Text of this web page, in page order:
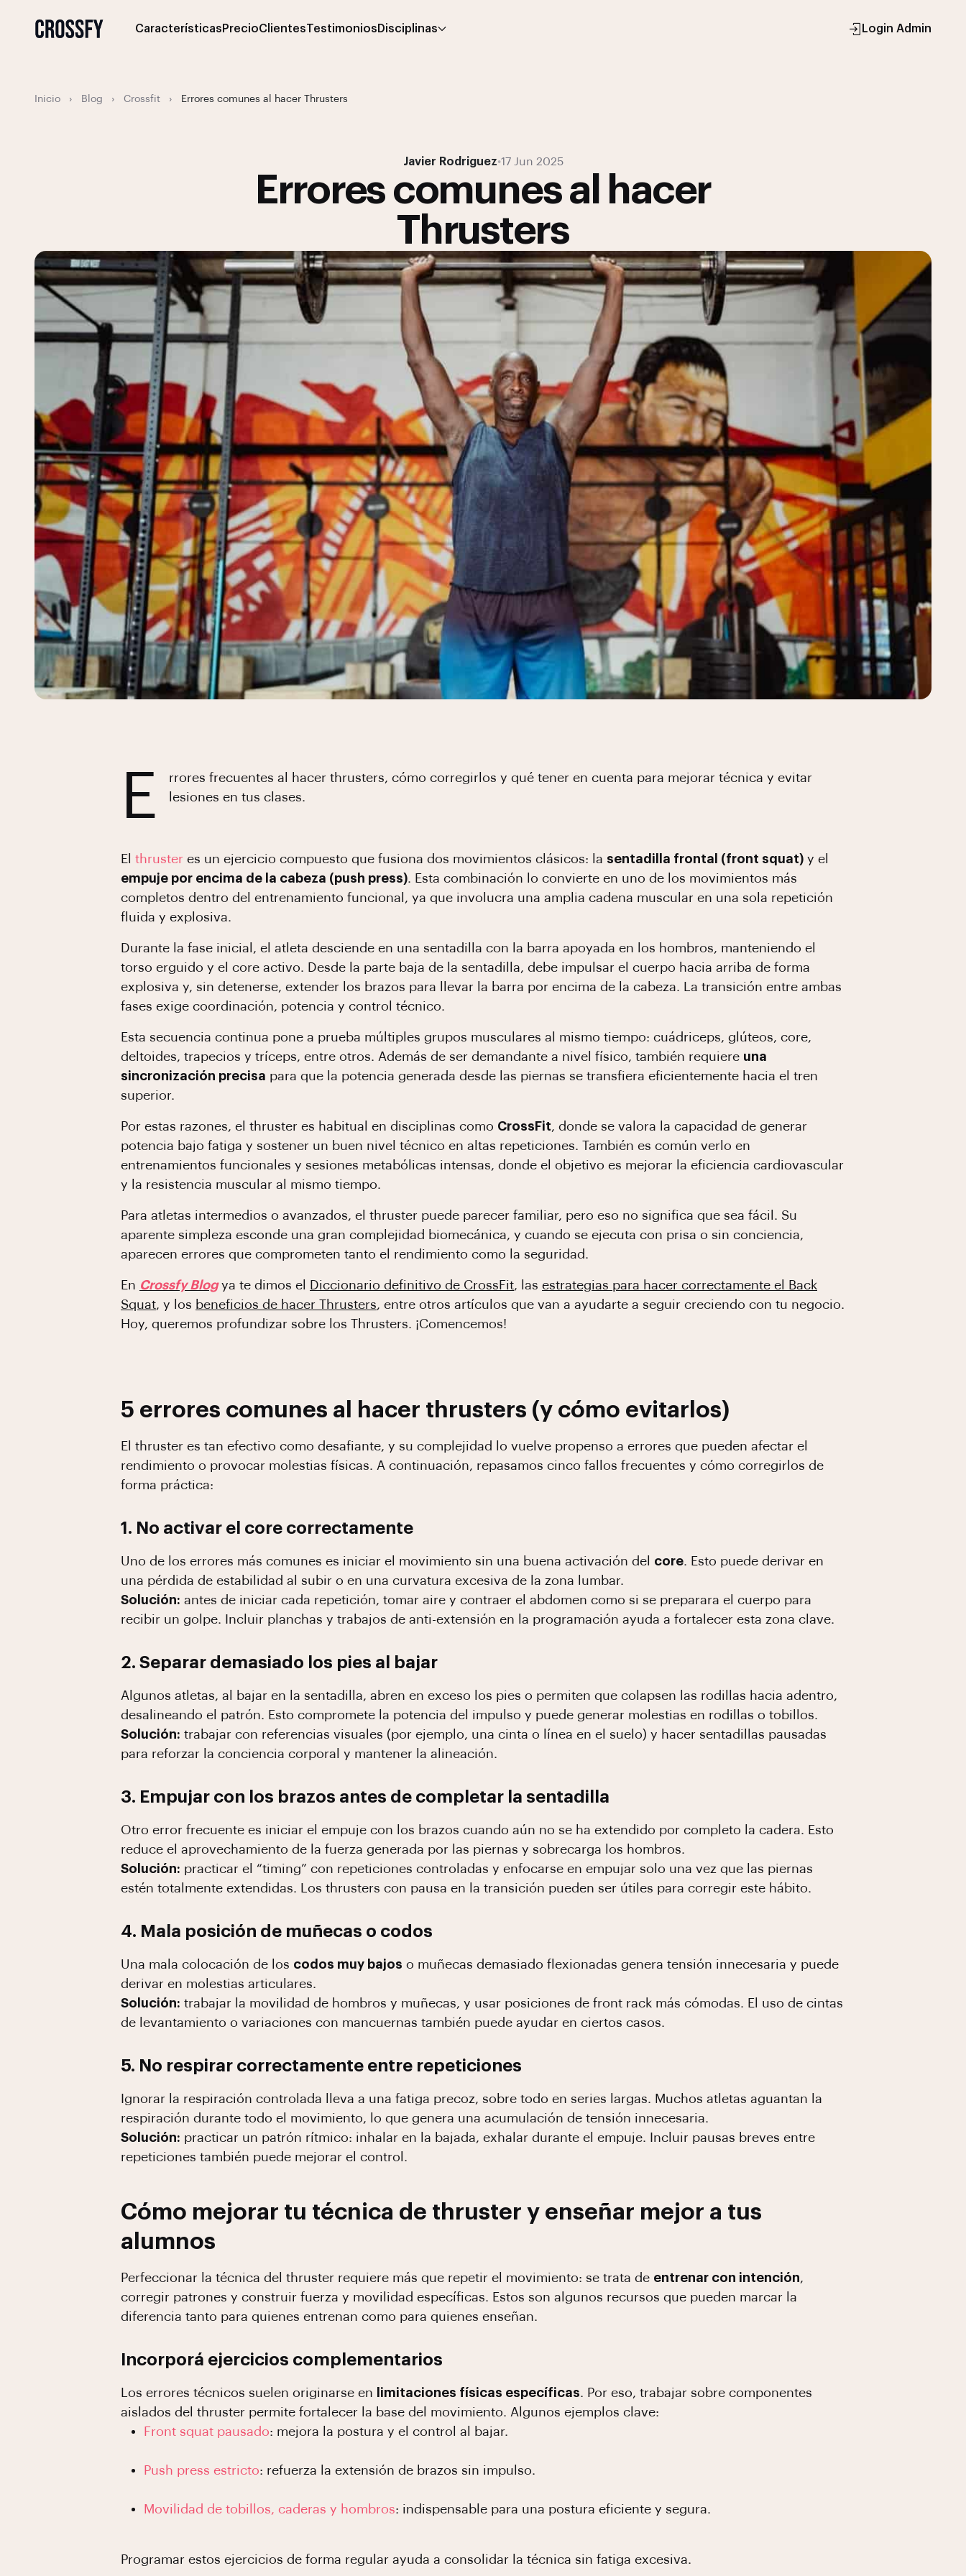
Características PrecioClientesTestimonios Disciplinas Login Admin
Inicio › Blog › Crossfit › Errores comunes al hacer Thrusters
Javier Rodriguez•17 Jun 2025
Errores comunes al hacer
Thrusters
E
rrores frecuentes al hacer thrusters, cómo corregirlos y qué tener en cuenta para mejorar técnica y evitar
lesiones en tus clases.
El thruster es un ejercicio compuesto que fusiona dos movimientos clásicos: la sentadilla frontal (front squat) y el
empuje por encima de la cabeza (push press). Esta combinación lo convierte en uno de los movimientos más
completos dentro del entrenamiento funcional, ya que involucra una amplia cadena muscular en una sola repetición
fluida y explosiva.
Durante la fase inicial, el atleta desciende en una sentadilla con la barra apoyada en los hombros, manteniendo el
torso erguido y el core activo. Desde la parte baja de la sentadilla, debe impulsar el cuerpo hacia arriba de forma
explosiva y, sin detenerse, extender los brazos para llevar la barra por encima de la cabeza. La transición entre ambas
fases exige coordinación, potencia y control técnico.
Esta secuencia continua pone a prueba múltiples grupos musculares al mismo tiempo: cuádriceps, glúteos, core,
deltoides, trapecios y tríceps, entre otros. Además de ser demandante a nivel físico, también requiere una
sincronización precisa para que la potencia generada desde las piernas se transfiera eficientemente hacia el tren
superior.
Por estas razones, el thruster es habitual en disciplinas como CrossFit, donde se valora la capacidad de generar
potencia bajo fatiga y sostener un buen nivel técnico en altas repeticiones. También es común verlo en
entrenamientos funcionales y sesiones metabólicas intensas, donde el objetivo es mejorar la eficiencia cardiovascular
y la resistencia muscular al mismo tiempo.
Para atletas intermedios o avanzados, el thruster puede parecer familiar, pero eso no significa que sea fácil. Su
aparente simpleza esconde una gran complejidad biomecánica, y cuando se ejecuta con prisa o sin conciencia,
aparecen errores que comprometen tanto el rendimiento como la seguridad.
En Crossfy Blogya te dimos el Diccionario definitivo de CrossFit, las estrategias para hacer correctamente el Back
Squat, y los beneficios de hacer Thrusters, entre otros artículos que van a ayudarte a seguir creciendo con tu negocio.
Hoy, queremos profundizar sobre los Thrusters. ¡Comencemos!
5 errores comunes al hacer thrusters (y cómo evitarlos)
El thruster es tan efectivo como desafiante, y su complejidad lo vuelve propenso a errores que pueden afectar el
rendimiento o provocar molestias físicas. A continuación, repasamos cinco fallos frecuentes y cómo corregirlos de
forma práctica:
1. No activar el core correctamente
Uno de los errores más comunes es iniciar el movimiento sin una buena activación del core. Esto puede derivar en
una pérdida de estabilidad al subir o en una curvatura excesiva de la zona lumbar.
Solución: antes de iniciar cada repetición, tomar aire y contraer el abdomen como si se preparara el cuerpo para
recibir un golpe. Incluir planchas y trabajos de anti-extensión en la programación ayuda a fortalecer esta zona clave.
2. Separar demasiado los pies al bajar
Algunos atletas, al bajar en la sentadilla, abren en exceso los pies o permiten que colapsen las rodillas hacia adentro,
desalineando el patrón. Esto compromete la potencia del impulso y puede generar molestias en rodillas o tobillos.
Solución: trabajar con referencias visuales (por ejemplo, una cinta o línea en el suelo) y hacer sentadillas pausadas
para reforzar la conciencia corporal y mantener la alineación.
3. Empujar con los brazos antes de completar la sentadilla
Otro error frecuente es iniciar el empuje con los brazos cuando aún no se ha extendido por completo la cadera. Esto
reduce el aprovechamiento de la fuerza generada por las piernas y sobrecarga los hombros.
Solución: practicar el “timing” con repeticiones controladas y enfocarse en empujar solo una vez que las piernas
estén totalmente extendidas. Los thrusters con pausa en la transición pueden ser útiles para corregir este hábito.
4. Mala posición de muñecas o codos
Una mala colocación de los codos muy bajos o muñecas demasiado flexionadas genera tensión innecesaria y puede
derivar en molestias articulares.
Solución: trabajar la movilidad de hombros y muñecas, y usar posiciones de front rack más cómodas. El uso de cintas
de levantamiento o variaciones con mancuernas también puede ayudar en ciertos casos.
5. No respirar correctamente entre repeticiones
Ignorar la respiración controlada lleva a una fatiga precoz, sobre todo en series largas. Muchos atletas aguantan la
respiración durante todo el movimiento, lo que genera una acumulación de tensión innecesaria.
Solución: practicar un patrón rítmico: inhalar en la bajada, exhalar durante el empuje. Incluir pausas breves entre
repeticiones también puede mejorar el control.
Cómo mejorar tu técnica de thruster y enseñar mejor a tus
alumnos
Perfeccionar la técnica del thruster requiere más que repetir el movimiento: se trata de entrenar con intención,
corregir patrones y construir fuerza y movilidad específicas. Estos son algunos recursos que pueden marcar la
diferencia tanto para quienes entrenan como para quienes enseñan.
Incorporá ejercicios complementarios
Los errores técnicos suelen originarse en limitaciones físicas específicas. Por eso, trabajar sobre componentes
aislados del thruster permite fortalecer la base del movimiento. Algunos ejemplos clave:
Front squat pausado: mejora la postura y el control al bajar.
Push press estricto: refuerza la extensión de brazos sin impulso.
Movilidad de tobillos, caderas y hombros: indispensable para una postura eficiente y segura.
Programar estos ejercicios de forma regular ayuda a consolidar la técnica sin fatiga excesiva.